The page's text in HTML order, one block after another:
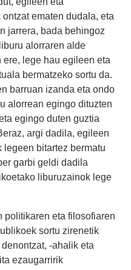
ematen dudala, eta
jarrera, bada behingoz
alorraren alde
lege hau egileen eta
bermatzeko sortu da.
barruan izanda eta ondo
alorrean egingo dituzten
egingo duten guztia
argi dadila, egileen
bitartez bermatu
garbi geldi dadila
liburuzainok lege
politikaren eta filosofiaren
sortu zirenetik
-ahalik eta
ezaugarririk